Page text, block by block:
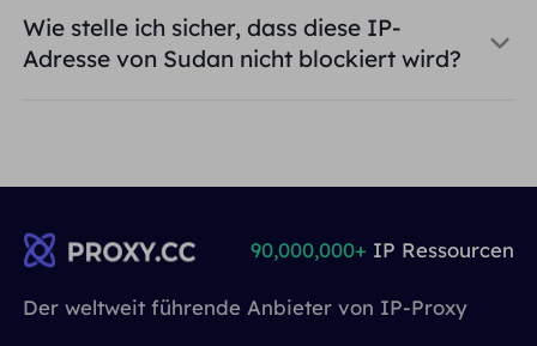
Wie stelle ich sicher, dass diese IP-
Adresse von Sudan nicht blockiert wird?
Der weltweit führende Anbieter von IP-Proxy
90,000,000+ IP Ressourcen